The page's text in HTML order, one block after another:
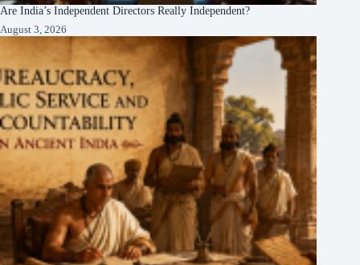
Are India’s Independent Directors Really Independent?
August 3, 2026